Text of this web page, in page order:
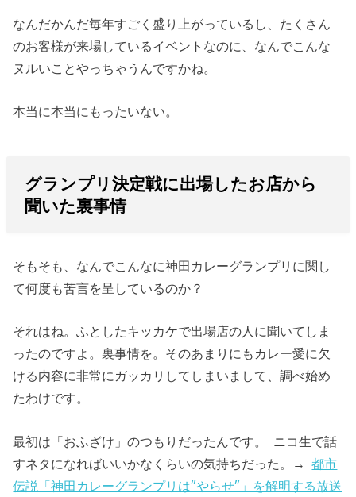
なんだかんだ毎年すごく盛り上がっているし、たくさん
のお客様が来場しているイベントなのに、なんでこんな
ヌルいことやっちゃうんですかね。
本当に本当にもったいない。
グランプリ決定戦に出場したお店から
聞いた裏事情
そもそも、なんでこんなに神田カレーグランプリに関し
て何度も苦言を呈しているのか？
それはね。ふとしたキッカケで出場店の人に聞いてしま
ったのですよ。裏事情を。そのあまりにもカレー愛に欠
ける内容に非常にガッカリしてしまいまして、調べ始め
たわけです。
最初は「おふざけ」のつもりだったんです。 ニコ生で話
すネタになればいいかなくらいの気持ちだった。→都市
伝説「神田カレーグランプリは”やらせ”」を解明する放送